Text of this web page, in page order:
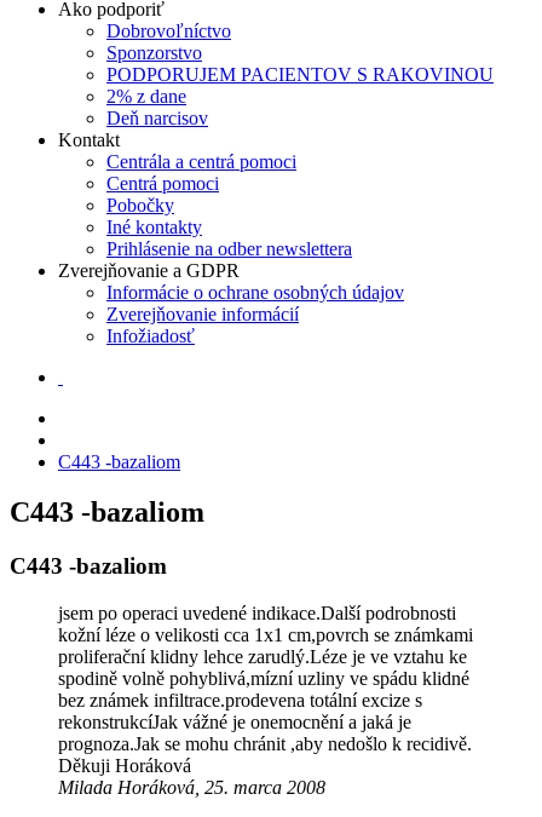
Ako podporiť
Dobrovoľníctvo
Sponzorstvo
PODPORUJEM PACIENTOV S RAKOVINOU
2% z dane
Deň narcisov
Kontakt
Centrála a centrá pomoci
Centrá pomoci
Pobočky
Iné kontakty
Prihlásenie na odber newslettera
Zverejňovanie a GDPR
Informácie o ochrane osobných údajov
Zverejňovanie informácií
Infožiadosť
C443 -bazaliom
C443 -bazaliom
C443 -bazaliom
jsem po operaci uvedené indikace.Další podrobnosti
kožní léze o velikosti cca 1x1 cm,povrch se známkami
proliferační klidny lehce zarudlý.Léze je ve vztahu ke
spodině volně pohyblivá,mízní uzliny ve spádu klidné
bez známek infiltrace.prodevena totální excize s
rekonstrukcíJak vážné je onemocnění a jaká je
prognoza.Jak se mohu chránit ,aby nedošlo k recidivě.
Děkuji Horáková
Milada Horáková, 25. marca 2008